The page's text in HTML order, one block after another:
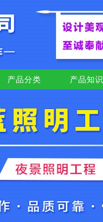
产品分类 产品知识